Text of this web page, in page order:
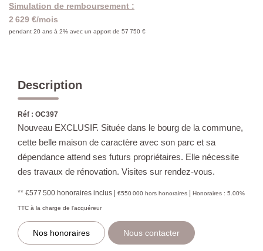
Simulation de remboursement :
2 629 €/mois
pendant 20 ans à 2% avec un apport de 57 750 €
Description
Réf : OC397
Nouveau EXCLUSIF. Située dans le bourg de la commune,
cette belle maison de caractère avec son parc et sa
dépendance attend ses futurs propriétaires. Elle nécessite
des travaux de rénovation. Visites sur rendez-vous.
** €577 500 honoraires inclus | €550 000 hors honoraires | Honoraires : 5.00%
TTC à la charge de l'acquéreur
Nos honoraires Nous contacter